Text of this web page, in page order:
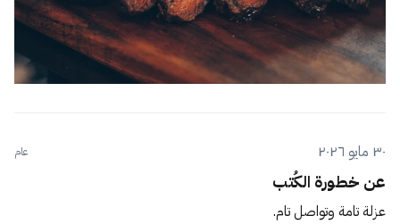
٣٠ مايو ٢٠٢٦ عام
عن خطورة الكُتب
عزلة تامة وتواصل تام.